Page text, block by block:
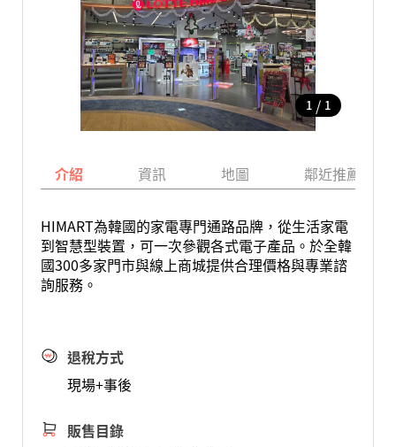
1 / 1
介紹 資訊 地圖 鄰近推薦景點
HIMART為韓國的家電專門通路品牌，從生活家電
到智慧型裝置，可一次參觀各式電子產品。於全韓
國300多家門市與線上商城提供合理價格與專業諮
詢服務。
退稅方式
現場+事後
販售目錄